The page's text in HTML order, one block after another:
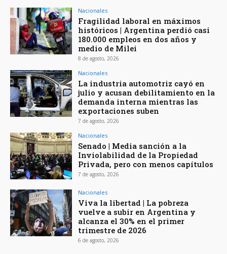
Nacionales
Fragilidad laboral en máximos
históricos | Argentina perdió casi
180.000 empleos en dos años y
medio de Milei
8 de agosto, 2026
Nacionales
La industria automotriz cayó en
julio y acusan debilitamiento en la
demanda interna mientras las
exportaciones suben
7 de agosto, 2026
Nacionales
Senado | Media sanción a la
Inviolabilidad de la Propiedad
Privada, pero con menos capítulos
7 de agosto, 2026
Nacionales
Viva la libertad | La pobreza
vuelve a subir en Argentina y
alcanza el 30% en el primer
trimestre de 2026
6 de agosto, 2026